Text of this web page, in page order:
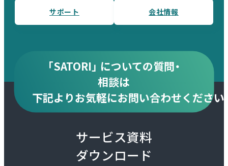
サポート 会社情報
「SATORI」 についての質問・
相談は
下記よりお気軽にお問い合わせください
サービス資料
ダウンロード